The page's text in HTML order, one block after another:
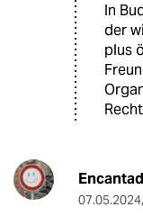
In
der
plus
07.05.2024,